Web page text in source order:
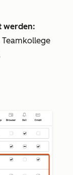
werden:
Teamkollege